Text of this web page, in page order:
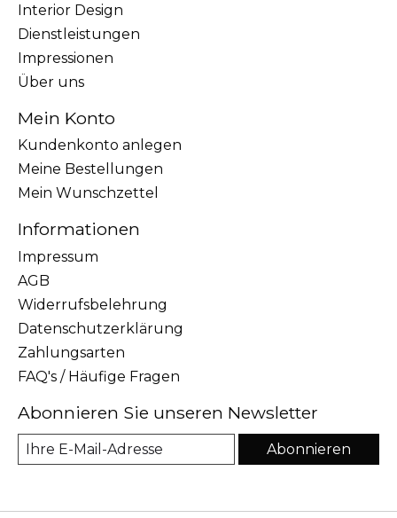
Interior Design
Dienstleistungen
Impressionen
Über uns
Mein Konto
Kundenkonto anlegen
Meine Bestellungen
Mein Wunschzettel
Informationen
Impressum
AGB
Widerrufsbelehrung
Datenschutzerklärung
Zahlungsarten
FAQ's / Häufige Fragen
Abonnieren Sie unseren Newsletter
Abonnieren